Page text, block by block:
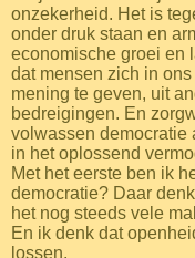
onzekerheid. Het is
onder druk staan en
economische groei en
dat mensen zich in
mening te geven, uit
bedreigingen. En
volwassen democratie
in het oplossend
Met het eerste ben ik
democratie? Daar
het nog steeds vele
En ik denk dat
lossen.